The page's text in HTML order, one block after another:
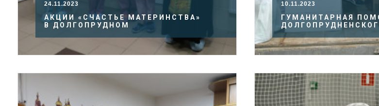
24.11.2023
АКЦИИ «СЧАСТЬЕ МАТЕРИНСТВА»
В ДОЛГОПРУДНОМ
10.11.2023
ГУМАНИТАРНАЯ